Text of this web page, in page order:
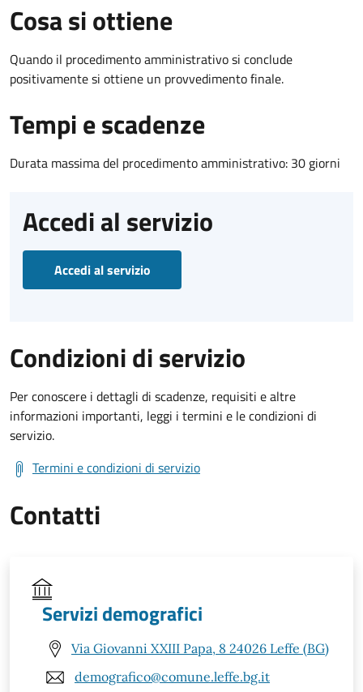
Cosa si ottiene
Quando il procedimento amministrativo si conclude
positivamente si ottiene un provvedimento finale.
Tempi e scadenze
Durata massima del procedimento amministrativo: 30 giorni
Accedi al servizio
Accedi al servizio
Condizioni di servizio
Per conoscere i dettagli di scadenze, requisiti e altre
informazioni importanti, leggi i termini e le condizioni di
servizio.
Termini e condizioni di servizio
Contatti
Servizi demografici
Via Giovanni XXIII Papa, 8 24026 Leffe (BG)
demografico@comune.leffe.bg.it